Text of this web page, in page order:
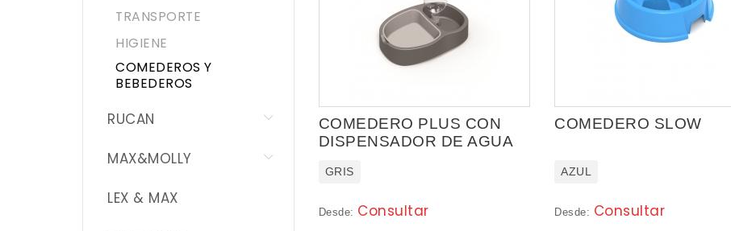
PROMOCIONES
TRANSPORTE
HIGIENE
COMEDEROS Y
BEBEDEROS
RUCAN
MAX&MOLLY
LEX & MAX
COMEDERO PLUS CON
DISPENSADOR DE AGUA
GRIS
Desde: Consultar
COMEDERO SLOW
AZUL
Desde: Consultar